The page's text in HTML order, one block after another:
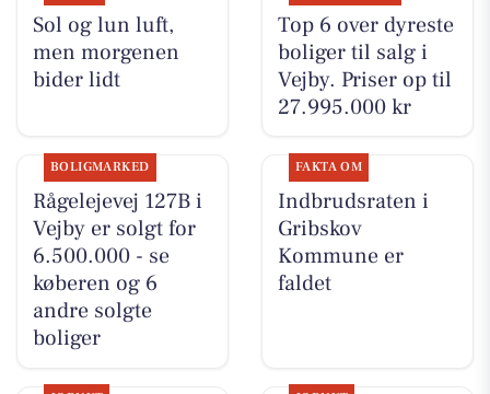
Sol og lun luft,
men morgenen
bider lidt
Top 6 over dyreste
boliger til salg i
Vejby. Priser op til
27.995.000 kr
BOLIGMARKED
Rågelejevej 127B i
Vejby er solgt for
6.500.000 - se
køberen og 6
andre solgte
boliger
FAKTA OM
Indbrudsraten i
Gribskov
Kommune er
faldet